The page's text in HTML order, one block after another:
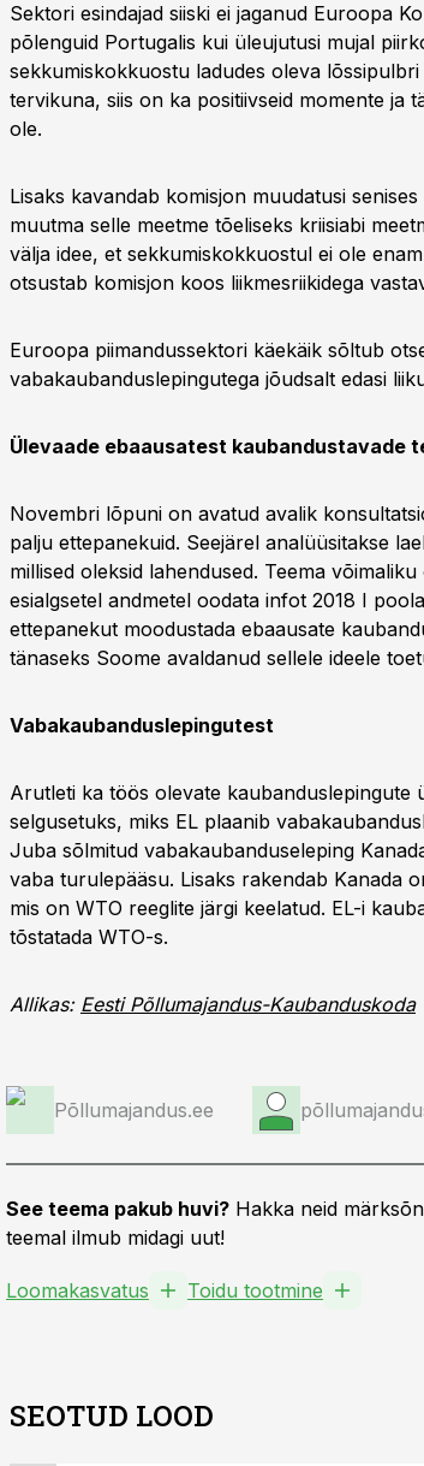
Sektori esindajad siiski ei jaganud Euroopa
põlenguid Portugalis kui üleujutusi mujal
sekkumiskokkuostu ladudes oleva
tervikuna, siis on ka positiivseid momente ja
ole.
Lisaks kavandab komisjon muudatusi
muutma selle meetme tõeliseks kriisiabi
välja idee, et sekkumiskokkuostul ei ole
otsustab komisjon koos liikmesriikidega
Euroopa piimandussektori käekäik sõltub
vabakaubanduslepingutega jõudsalt edasi
Ülevaade ebaausatest kaubandustavade
Novembri lõpuni on avatud avalik
palju ettepanekuid. Seejärel analüüsitakse
millised oleksid lahendused. Teema
esialgsetel andmetel oodata infot 2018 I
ettepanekut moodustada ebaausate
tänaseks Soome avaldanud sellele ideele
Vabakaubanduslepingutest
Arutleti ka töös olevate kaubanduslepingute
selgusetuks, miks EL plaanib
Juba sõlmitud vabakaubanduseleping
vaba turulepääsu. Lisaks rakendab Kanada
mis on WTO reeglite järgi keelatud. EL-i
tõstatada WTO-s.
Allikas: Eesti Põllumajandus-Kaubanduskoda
Põllumajandus.ee
See teema pakub huvi? Hakka neid
teemal ilmub midagi uut!
Loomakasvatus Toidu tootmine
SEOTUD LOOD